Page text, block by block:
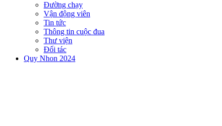
Đường chạy
Vận động viên
Tin tức
Thông tin cuộc đua
Thư viện
Đối tác
Quy Nhon 2024